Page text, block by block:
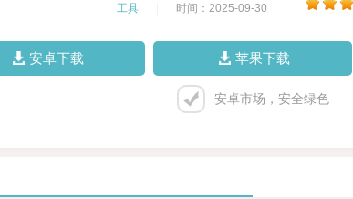
工具 时间：2025-09-30
安卓下载 苹果下载
安卓市场，安全绿色